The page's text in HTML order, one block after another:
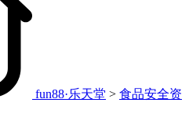
fun88·乐天堂 > 食品安全资